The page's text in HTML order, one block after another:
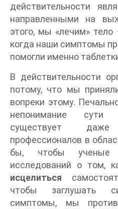
действительности
направленными на
этого, мы «лечим»
когда наши симптомы
помогли именно
В действительности
потому, что мы
вопреки этому.
непонимание сути
существует
профессионалов в
бы, чтобы ученые
исследований о том,
исцелиться
чтобы заглушать
симптомы, мы